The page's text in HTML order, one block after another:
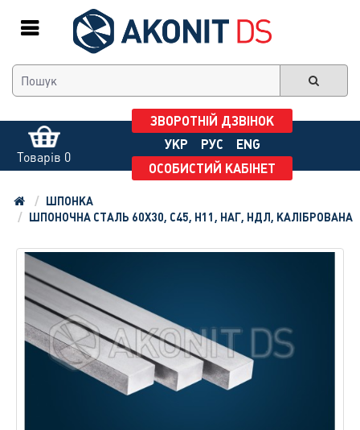
Товарів 0
ЗВОРОТНІЙ ДЗВІНОК
УКР
РУС
ENG
ОСОБИСТИЙ КАБІНЕТ
ШПОНКА
ШПОНОЧНА СТАЛЬ 60Х30, С45, H11, НАГ, НДЛ, КАЛІБРОВАНА